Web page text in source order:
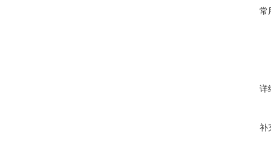
常
详
补